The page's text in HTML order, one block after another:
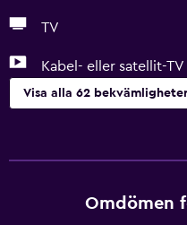
TV
Kabel- eller satellit-TV
Visa alla 62 bekvämligheter
Gratis WiFi
Omdömen